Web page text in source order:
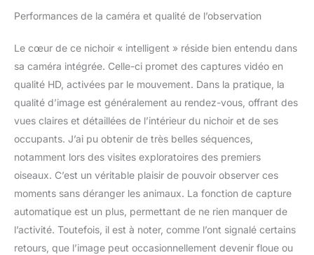
identifiant plus de 11 000
Explorez les détails
complexes des espèces
d'oiseaux via notre
application. Protection et
confort : facile à installer
sur les arbres, les murs
de support de montage
inclus (poteau non
inclus). Les trous
d'entrée de différents
une variété d'espèces
d'oiseaux de nicher tout
en protégeant les jeunes
Performances de la caméra et qualité de l’observation
Le cœur de ce nichoir « intelligent » réside bien entendu dans
sa caméra intégrée. Celle-ci promet des captures vidéo en
qualité HD, activées par le mouvement. Dans la pratique, la
qualité d’image est généralement au rendez-vous, offrant des
vues claires et détaillées de l’intérieur du nichoir et de ses
occupants. J’ai pu obtenir de très belles séquences,
notamment lors des visites exploratoires des premiers
oiseaux. C’est un véritable plaisir de pouvoir observer ces
moments sans déranger les animaux. La fonction de capture
automatique est un plus, permettant de ne rien manquer de
l’activité. Toutefois, il est à noter, comme l’ont signalé certains
retours, que l’image peut occasionnellement devenir floue ou